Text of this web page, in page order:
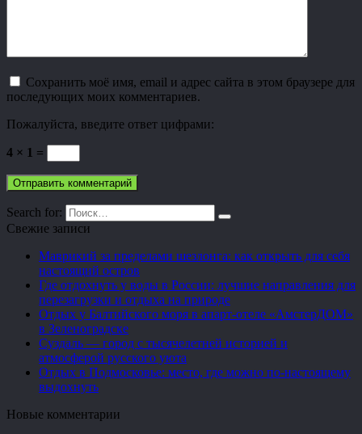
Сохранить моё имя, email и адрес сайта в этом браузере для
последующих моих комментариев.
Пожалуйста, введите ответ цифрами:
4 × 1 =
Search for:
Свежие записи
Маврикий за пределами шезлонга: как открыть для себя
настоящий остров
Где отдохнуть у воды в России: лучшие направления для
перезагрузки и отдыха на природе
Отдых у Балтийского моря в апарт-отеле «АмстерДОМ»
в Зеленоградске
Суздаль — город с тысячелетней историей и
атмосферой русского уюта
Отдых в Подмосковье: место, где можно по-настоящему
выдохнуть
Новые комментарии